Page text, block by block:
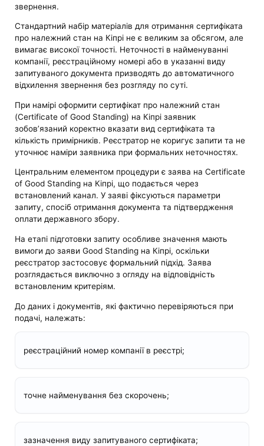
звернення.
Стандартний набір матеріалів для отримання сертифіката
про належний стан на Кіпрі не є великим за обсягом, але
вимагає високої точності. Неточності в найменуванні
компанії, реєстраційному номері або в указанні виду
запитуваного документа призводять до автоматичного
відхилення звернення без розгляду по суті.
При намірі оформити сертифікат про належний стан
(Certificate of Good Standing) на Кіпрі заявник
зобов’язаний коректно вказати вид сертифіката та
кількість примірників. Реєстратор не коригує запити та не
уточнює наміри заявника при формальних неточностях.
Центральним елементом процедури є заява на Certificate
of Good Standing на Кіпрі, що подається через
встановлений канал. У заяві фіксуються параметри
запиту, спосіб отримання документа та підтвердження
оплати державного збору.
На етапі підготовки запиту особливе значення мають
вимоги до заяви Good Standing на Кіпрі, оскільки
реєстратор застосовує формальний підхід. Заява
розглядається виключно з огляду на відповідність
встановленим критеріям.
До даних і документів, які фактично перевіряються при
подачі, належать:
реєстраційний номер компанії в реєстрі;
точне найменування без скорочень;
зазначення виду запитуваного сертифіката;